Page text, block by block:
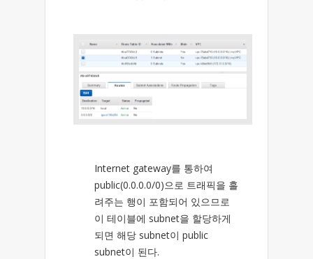
Internet gateway를 통하여
public(0.0.0.0/0)으로 트래픽을 흘
려주는 행이 포함되어 있으므로
이 테이블에 subnet을 할당하게
되면 해당 subnet이 public
subnet이 된다.